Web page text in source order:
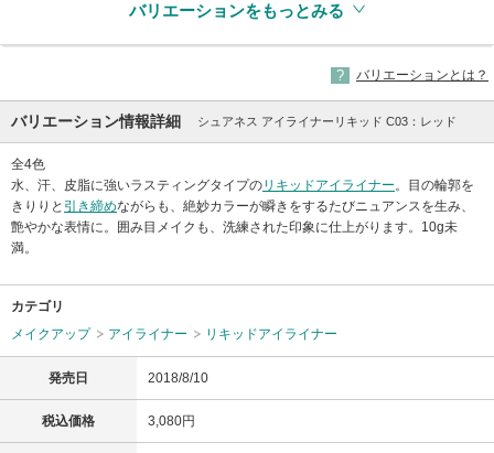
バリエーションをもっとみる
バリエーションとは？
バリエーション情報詳細 シュアネス アイライナーリキッド C03：レッド
全4色
水、汗、皮脂に強いラスティングタイプのリキッドアイライナー。目の輪郭を
きりりと 引き締めながらも、絶妙カラーが瞬きをするたびニュアンスを生み、
艶やかな表情に。囲み目メイクも、洗練された印象に仕上がります。10g未
満。
カテゴリ
メイクアップ
アイライナー リキッドアイライナー
発売日 2018/8/10
税込価格 3,080円